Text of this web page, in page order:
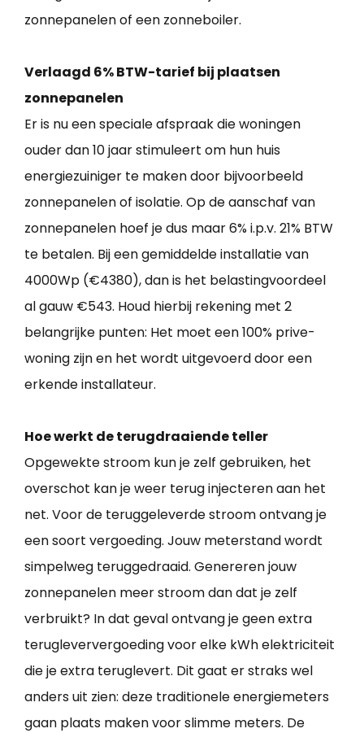
zonnepanelen of een zonneboiler.
Verlaagd 6% BTW-tarief bij plaatsen
zonnepanelen
Er is nu een speciale afspraak die woningen
ouder dan 10 jaar stimuleert om hun huis
energiezuiniger te maken door bijvoorbeeld
zonnepanelen of isolatie. Op de aanschaf van
zonnepanelen hoef je dus maar 6% i.p.v. 21% BTW
te betalen. Bij een gemiddelde installatie van
4000Wp (€4380), dan is het belastingvoordeel
al gauw €543. Houd hierbij rekening met 2
belangrijke punten: Het moet een 100% prive-
woning zijn en het wordt uitgevoerd door een
erkende installateur.
Hoe werkt de terugdraaiende teller
Opgewekte stroom kun je zelf gebruiken, het
overschot kan je weer terug injecteren aan het
net. Voor de teruggeleverde stroom ontvang je
een soort vergoeding. Jouw meterstand wordt
simpelweg teruggedraaid. Genereren jouw
zonnepanelen meer stroom dan dat je zelf
verbruikt? In dat geval ontvang je geen extra
terugleververgoeding voor elke kWh elektriciteit
die je extra teruglevert. Dit gaat er straks wel
anders uit zien: deze traditionele energiemeters
gaan plaats maken voor slimme meters. De